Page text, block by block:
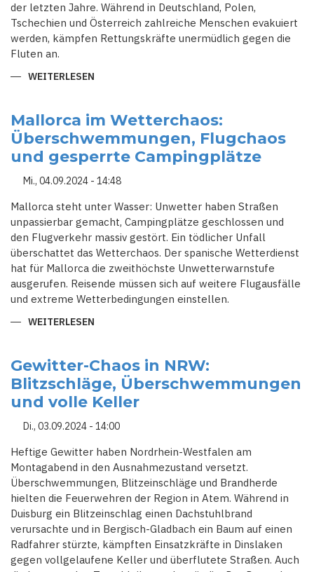
der letzten Jahre. Während in Deutschland, Polen,
Tschechien und Österreich zahlreiche Menschen evakuiert
werden, kämpfen Rettungskräfte unermüdlich gegen die
Fluten an.
WEITERLESEN
DIE
FLUT:
ERDRUTSCHE
UND
ÜBERSCHWEMMUNGEN
ERWARTET
Mallorca im Wetterchaos:
Überschwemmungen, Flugchaos
und gesperrte Campingplätze
Mi., 04.09.2024 - 14:48
Mallorca steht unter Wasser: Unwetter haben Straßen
unpassierbar gemacht, Campingplätze geschlossen und
den Flugverkehr massiv gestört. Ein tödlicher Unfall
überschattet das Wetterchaos. Der spanische Wetterdienst
hat für Mallorca die zweithöchste Unwetterwarnstufe
ausgerufen. Reisende müssen sich auf weitere Flugausfälle
und extreme Wetterbedingungen einstellen.
WEITERLESEN
ÜBERSCHWEMMUNGEN,
FLUGCHAOS
UND
GESPERRTE
CAMPINGPLÄTZE
Gewitter-Chaos in NRW:
Blitzschläge, Überschwemmungen
und volle Keller
Di., 03.09.2024 - 14:00
Heftige Gewitter haben Nordrhein-Westfalen am
Montagabend in den Ausnahmezustand versetzt.
Überschwemmungen, Blitzeinschläge und Brandherde
hielten die Feuerwehren der Region in Atem. Während in
Duisburg ein Blitzeinschlag einen Dachstuhlbrand
verursachte und in Bergisch-Gladbach ein Baum auf einen
Radfahrer stürzte, kämpften Einsatzkräfte in Dinslaken
gegen vollgelaufene Keller und überflutete Straßen. Auch